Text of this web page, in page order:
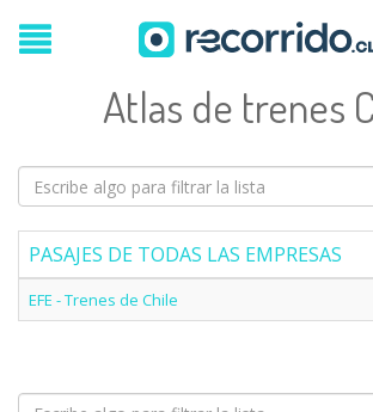
Atlas de trenes
PASAJES DE TODAS LAS EMPRESAS
EFE - Trenes de Chile